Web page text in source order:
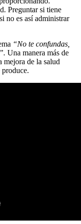
Preguntar si tiene
no es así administrar
“No te confundas,
Una manera más de
mejora de la salud